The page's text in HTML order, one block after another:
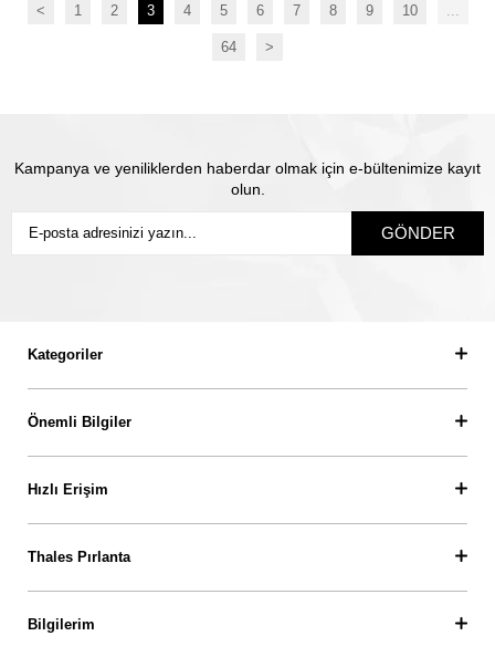
< 1 2 3 4 5 6 7 8 9 10
64 >
Kampanya ve yeniliklerden haberdar olmak için e-bültenimize kayıt
olun.
GÖNDER
Kategoriler
Önemli Bilgiler
Hızlı Erişim
Thales Pırlanta
Bilgilerim